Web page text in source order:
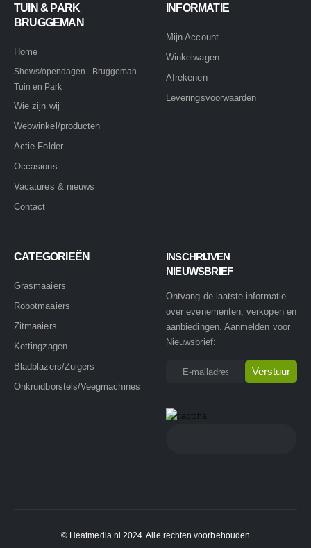
TUIN & PARK
BRUGGEMAN
Home
Shows/opendagen - Bruggeman -
Tuin en Park
Wie zijn wij
Webwinkel/producten
Actie Folder
Occasions
Vacatures & nieuws
Contact
INFORMATIE
Mijn Account
Winkelwagen
Afrekenen
Leveringsvoorwaarden
CATEGORIEËN
Grasmaaiers
Robotmaaiers
Zitmaaiers
Kettingzagen
Bladblazers/Zuigers
Onkruidborstels/Veegmachines
INSCHRIJVEN
NIEUWSBRIEF
Ontvang de laatste informatie
over evenementen, verkopen en
aanbiedingen. Aanmelden voor
Nieuwsbrief:
© Heatmedia.nl 2024. Alle rechten voorbehouden